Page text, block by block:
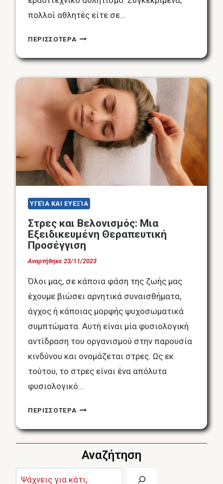
πολλοί αθλητές είτε σε…
ΠΕΡΙΣΣΟΤΕΡΑ ΒΕΛΟΝΙΣΜΌΣ
ΑΘΛΗΤΙΣΜΌ:
ΤΟΥ
ΑΘΛΗΤΙΚΟΎ
ΣΤΡΕΣ,
ΠΡΟΕΤΟΙΜΑΣΊΑ
ΚΑΙ
ΑΠΟΚΑΤΆΣΤΑΣΗ
ΥΓΕΊΑ ΚΑΙ ΕΥΕΞΊΑ
Στρες και Βελονισμός: Μια
Εξειδικευμένη Θεραπευτική
Προσέγγιση
Αναρτήθηκε 23/11/2023
Όλοι μας, σε κάποια φάση της ζωής μας
έχουμε βιώσει αρνητικά συναισθήματα,
άγχος ή κάποιας μορφής ψυχοσωματικά
συμπτώματα. Αυτή είναι μία φυσιολογική
αντίδραση του οργανισμού στην παρουσία
κινδύνου και ονομάζεται στρες. Ως εκ
τούτου, το στρες είναι ένα απόλυτα
φυσιολογικό…
ΠΕΡΙΣΣΟΤΕΡΑ ΣΤΡΕΣ
ΒΕΛΟΝΙΣΜΌΣ:
ΜΙΑ
ΕΞΕΙΔΙΚΕΥΜΈΝΗ
ΘΕΡΑΠΕΥΤΙΚΉ
ΠΡΟΣΈΓΓΙΣΗ
Αναζήτηση
Αναζήτηση: